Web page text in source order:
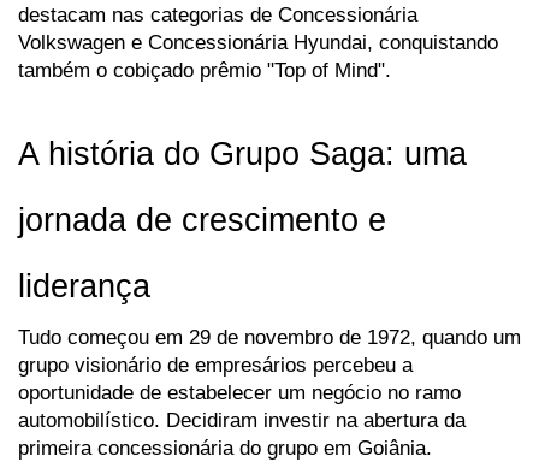
destacam nas categorias de Concessionária
Volkswagen e Concessionária Hyundai, conquistando
também o cobiçado prêmio "Top of Mind".
A história do Grupo Saga: uma
jornada de crescimento e
liderança
Tudo começou em 29 de novembro de 1972, quando um
grupo visionário de empresários percebeu a
oportunidade de estabelecer um negócio no ramo
automobilístico. Decidiram investir na abertura da
primeira concessionária do grupo em Goiânia.